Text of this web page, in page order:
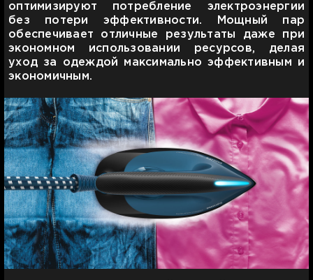
оптимизируют потребление электроэнергии
без потери эффективности. Мощный пар
обеспечивает отличные результаты даже при
экономном использовании ресурсов, делая
уход за одеждой максимально эффективным и
экономичным.